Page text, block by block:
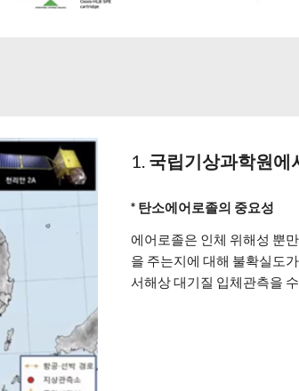
국립기상과학원에
* 탄소에어로졸의 중요성
에어로졸은 인체 위해성 뿐
을 주는지에 대해 불확실도
서해상 대기질 입체관측을